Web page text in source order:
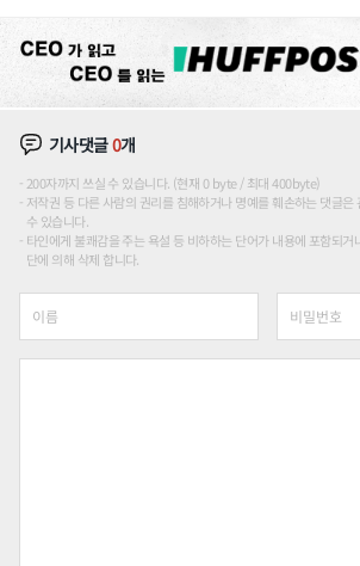
기사댓글0개
200자까지 쓰실 수 있습니다. (현재 0 byte / 최대 400byte)
저작권 등 다른 사람의 권리를 침해하거나 명예를 훼손하는 댓글은
수 있습니다.
타인에게 불쾌감을 주는 욕설 등 비하하는 단어가 내용에 포함되
단에 의해 삭제 합니다.